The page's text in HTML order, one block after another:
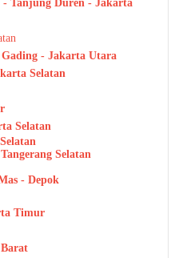
- Tanjung Duren - Jakarta
Gading - Jakarta Utara
Selatan
Selatan
Selatan
- Depok
Timur